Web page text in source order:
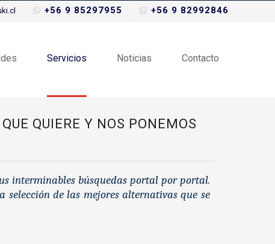
+56 9 85297955 +56 9 82992846
Servicios Noticias Contacto
QUIERE Y NOS PONEMOS
interminables búsquedas portal por portal.
selección de las mejores alternativas que se